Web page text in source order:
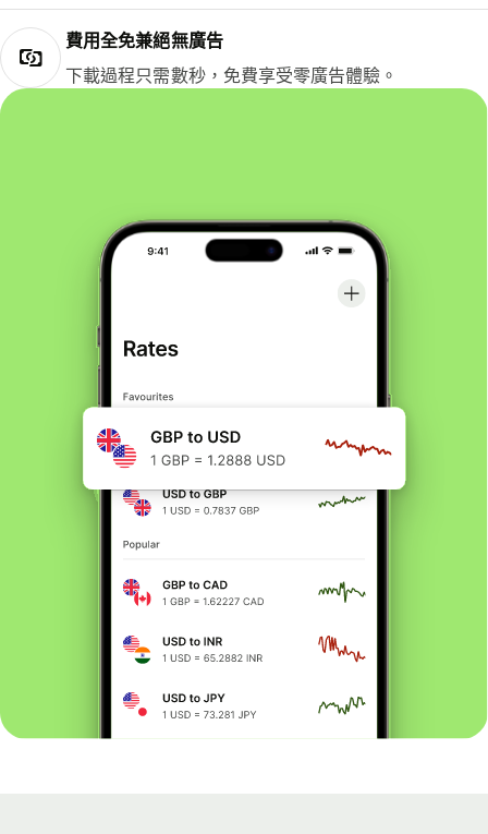
費用全免兼絕無廣告
下載過程只需數秒，免費享受零廣告體驗。